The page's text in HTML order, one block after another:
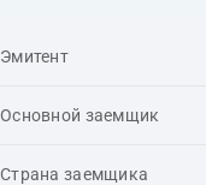
Эмитент
Основной заемщик
Страна заемщика